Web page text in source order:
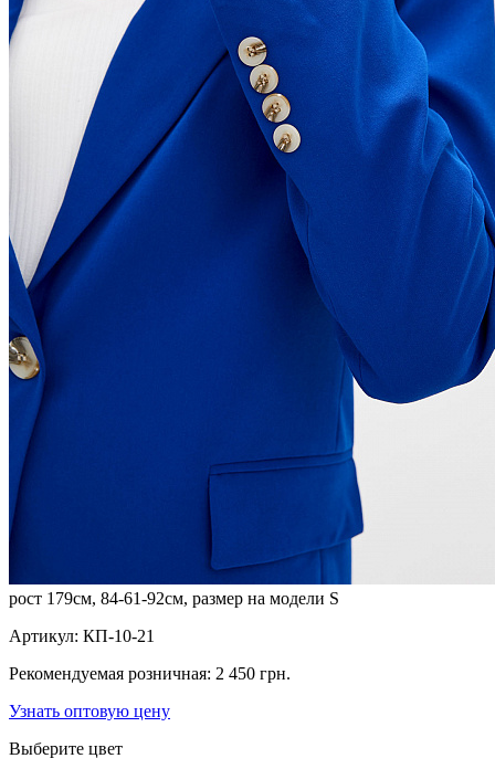
рост 179см, 84-61-92см, размер на модели S
Артикул: КП-10-21
Рекомендуемая розничная: 2 450 грн.
Узнать оптовую цену
Выберите цвет